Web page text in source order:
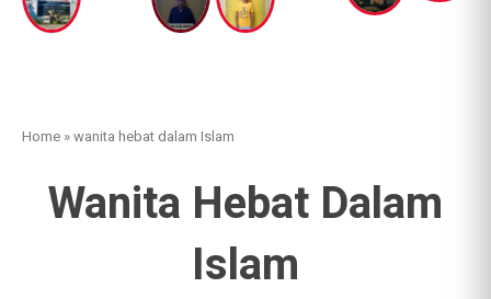
Home »wanita hebat dalam Islam
Wanita Hebat Dalam
Islam